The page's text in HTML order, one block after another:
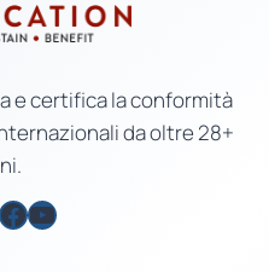
e certifica la conformità
da oltre 28+
YouTube